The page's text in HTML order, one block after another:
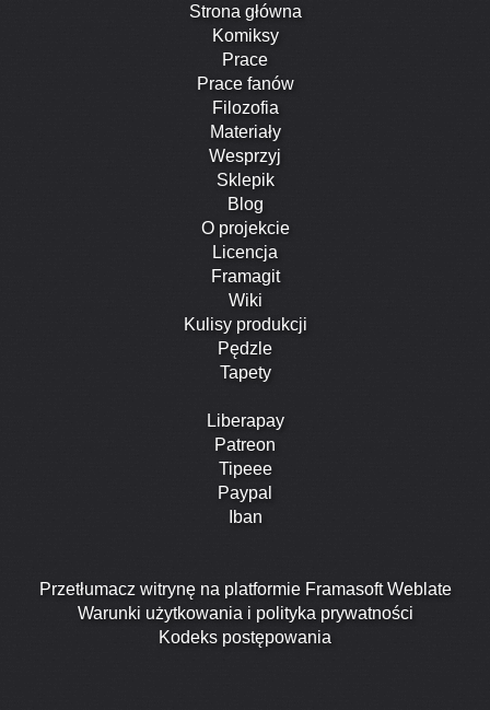
Strona główna
Komiksy
Prace
Prace fanów
Filozofia
Materiały
Wesprzyj
Sklepik
Blog
O projekcie
Licencja
Framagit
Wiki
Kulisy produkcji
Pędzle
Tapety
Liberapay
Patreon
Tipeee
Paypal
Iban
Przetłumacz witrynę na platformie Framasoft Weblate
Warunki użytkowania i polityka prywatności
Kodeks postępowania